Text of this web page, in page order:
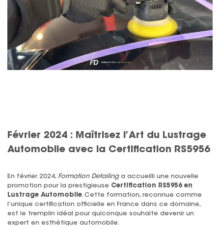
Février 2024 : Maîtrisez l’Art du Lustrage
Automobile avec la Certification RS5956
En février 2024, Formation Detailinga accueilli une nouvelle
promotion pour la prestigieuse Certification RS5956 en
Lustrage Automobile. Cette formation, reconnue comme
l’unique certification officielle en France dans ce domaine,
est le tremplin idéal pour quiconque souhaite devenir un
expert en esthétique automobile.